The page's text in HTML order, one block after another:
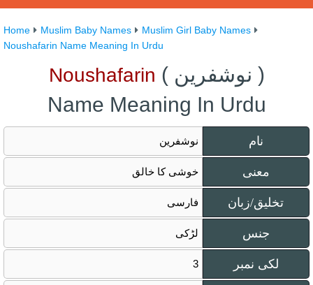
Home Muslim Baby Names
Muslim Girl Baby Names
Noushafarin Name Meaning In Urdu
Noushafarin ( نوشفرین )
Name Meaning In Urdu
نوشفرین نام
خوشی کا خالق معنی
فارسی تخلیق/زبان
لڑکی جنس
3 لکی نمبر